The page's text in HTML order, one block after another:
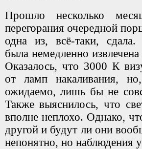
Прошло несколько
перегорания очередной
одна из, всё-таки, сдала.
была немедленно
Оказалось, что 3000 К
от ламп накаливания,
ожидаемо, лишь бы не
Также выяснилось, что
вполне неплохо. Однако,
другой и будут ли они
непонятно, но наблюдения